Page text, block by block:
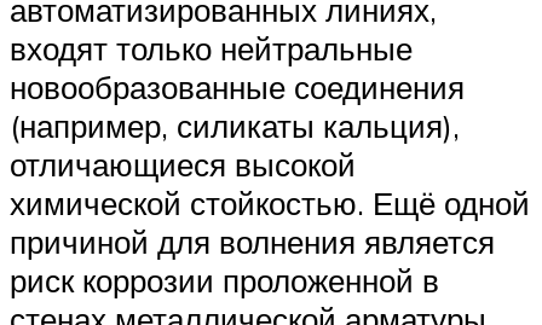
автоматизированных линиях,
входят только нейтральные
новообразованные соединения
(например, силикаты кальция),
отличающиеся высокой
химической стойкостью. Ещё одной
причиной для волнения является
риск коррозии проложенной в